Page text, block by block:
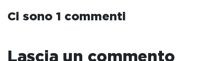
Ci sono 1 commenti
Lascia un commento